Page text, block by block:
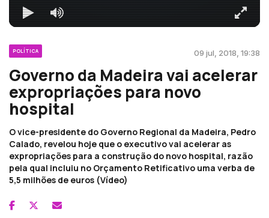
POLÍTICA 09 jul, 2018, 19:38
Governo da Madeira vai acelerar
expropriações para novo
hospital
O vice-presidente do Governo Regional da Madeira, Pedro
Calado, revelou hoje que o executivo vai acelerar as
expropriações para a construção do novo hospital, razão
pela qual incluiu no Orçamento Retificativo uma verba de
5,5 milhões de euros (Vídeo)